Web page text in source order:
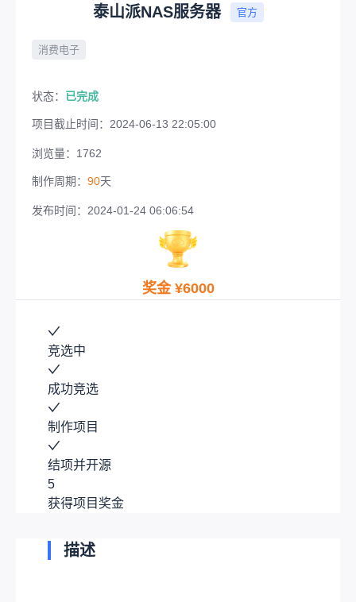
泰山派NAS服务器 官方
消费电子
状态： 已完成
项目截止时间：2024-06-13 22:05:00
浏览量： 1762
制作周期： 90天
发布时间： 2024-01-24 06:06:54
奖金 ¥6000
竞选中
成功竞选
制作项目
结项并开源
5
获得项目奖金
描述